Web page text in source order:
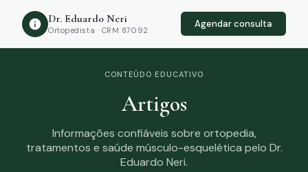
Dr. Eduardo Neri
Ortopedista · CRM 87092
Agendar consulta
CONTEÚDO EDUCATIVO
Artigos
Informações confiáveis sobre ortopedia,
tratamentos e saúde músculo-esquelética pelo Dr.
Eduardo Neri.